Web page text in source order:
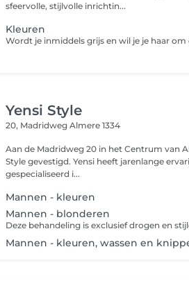
sfeervolle, stijlvolle inrichtin...
Kleuren
Yensi Style
20, MadridwegAlmere 1334
Aan de Madridweg 20 in het Centrum van Almere Buiten zit Yensi
Style gevestigd. Yensi heeft jarenlange
gespecialiseerd i...
Mannen - kleuren
Mannen - blonderen
Deze behandeling is exclusief drogen en
Mannen - kleuren, wassen en